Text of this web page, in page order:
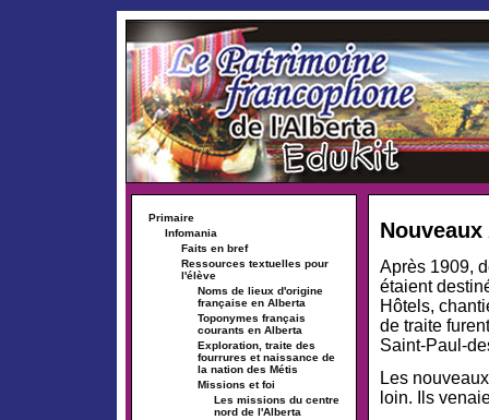
Primaire
Infomania
Faits en bref
Ressources textuelles pour
l'élève
Noms de lieux d'origine
française en Alberta
Toponymes français
courants en Alberta
Exploration, traite des
fourrures et naissance de
la nation des Métis
Missions et foi
Les missions du centre
nord de l'Alberta
Après 1909,
étaient
Hôtels,
de traite
Saint-Paul-
Les
loin. Ils